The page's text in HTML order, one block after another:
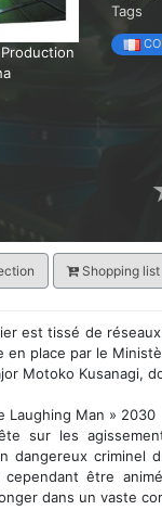
Tags
Shopping list
est tissé de
en place par le
Motoko Kusanagi,
Laughing Man » 2030
sur les
dangereux
cependant être
dans un vaste